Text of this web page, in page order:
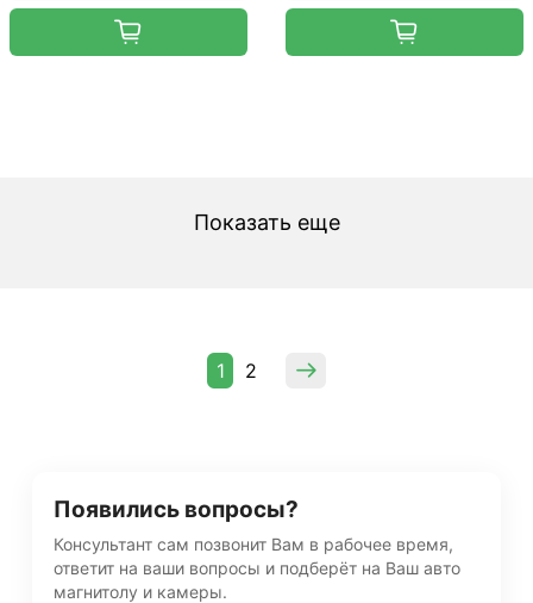
Показать еще
1 2
Появились вопросы?
Консультант сам позвонит Вам в рабочее время,
ответит на ваши вопросы и подберёт на Ваш авто
магнитолу и камеры.